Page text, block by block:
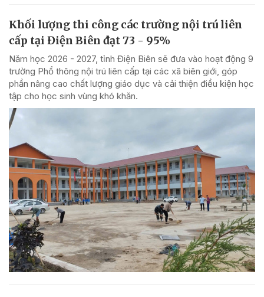
Khối lượng thi công các trường nội trú liên
cấp tại Điện Biên đạt 73 - 95%
Năm học 2026 - 2027, tỉnh Điện Biên sẽ đưa vào hoạt động 9
trường Phổ thông nội trú liên cấp tại các xã biên giới, góp
phần nâng cao chất lượng giáo dục và cải thiện điều kiện học
tập cho học sinh vùng khó khăn.